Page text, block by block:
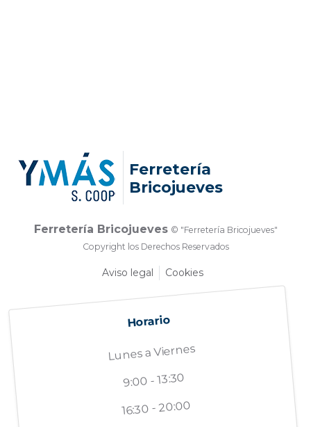
Ferretería
Bricojueves
Ferretería Bricojueves © "Ferretería Bricojueves"
Copyright los Derechos Reservados
Aviso legal Cookies
Horario
Lunes a Viernes
9:00 - 13:30
16:30 - 20:00